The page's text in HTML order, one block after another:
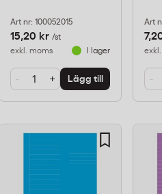
Art nr: 100052015
15,20 kr /st
exkl. moms
I lager
- + Lägg till
Art
-